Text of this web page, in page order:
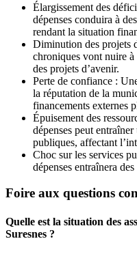
Élargissement des
dépenses conduira à
rendant la situation
Diminution des projets
chroniques vont nuire
des projets d’avenir.
Perte de confiance :
la réputation de la
financements externes
Épuisement des
dépenses peut
publiques, affectant
Choc sur les services
dépenses entraînera
Foire aux questions
Quelle est la situation des
Suresnes ?